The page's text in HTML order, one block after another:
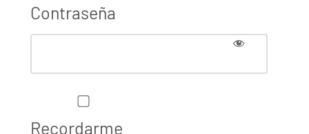
Contraseña
Recordarme